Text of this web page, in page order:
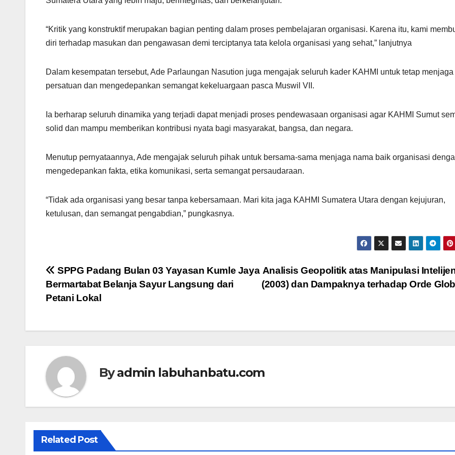
“Kritik yang konstruktif merupakan bagian penting dalam proses pembelajaran organisasi. Karena itu, kami
diri terhadap masukan dan pengawasan demi terciptanya tata kelola organisasi yang sehat,” lanjutnya
Dalam kesempatan tersebut, Ade Parlaungan Nasution juga mengajak seluruh kader KAHMI untuk tetap menjaga
persatuan dan mengedepankan semangat kekeluargaan pasca Muswil VII.
Ia berharap seluruh dinamika yang terjadi dapat menjadi proses pendewasaan organisasi agar KAHMI Sumut
solid dan mampu memberikan kontribusi nyata bagi masyarakat, bangsa, dan negara.
Menutup pernyataannya, Ade mengajak seluruh pihak untuk bersama-sama menjaga nama baik organisasi
mengedepankan fakta, etika komunikasi, serta semangat persaudaraan.
“Tidak ada organisasi yang besar tanpa kebersamaan. Mari kita jaga KAHMI Sumatera Utara dengan kejujuran,
ketulusan, dan semangat pengabdian,” pungkasnya.
Navigasi
pos
Analisis Geopolitik atas Manipulasi
(2003) dan Dampaknya terhadap Orde
SPPG Padang Bulan 03 Yayasan Kumle Jaya
Bermartabat Belanja Sayur Langsung dari
Petani Lokal
Byadmin labuhanbatu.com
Related Post